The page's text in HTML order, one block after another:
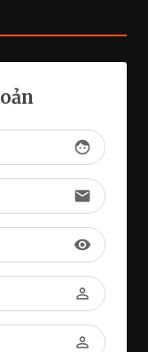
face
email
visibility
perm_identity
perm_identity